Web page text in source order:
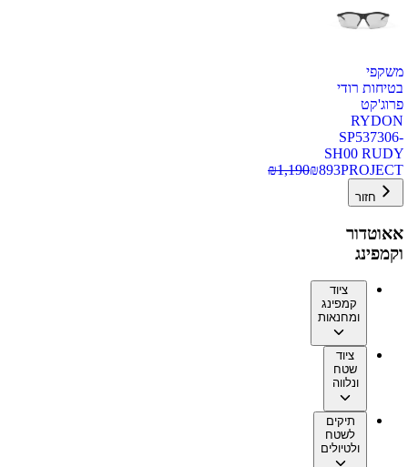
משקפי
בטיחות רודי
פרוג'קט
RYDON
SP537306-
SH00 RUDY
PROJECT
₪893
₪1,190
חזור
אאוטדור
וקמפינג
ציוד
קמפינג
ומחנאות
ציוד
שטח
ונלווה
תיקים
לשטח
ולטיולים